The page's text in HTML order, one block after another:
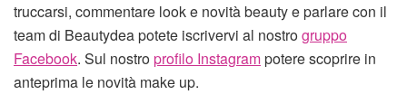
truccarsi, commentare look e novità beauty e parlare con il
team di Beautydea potete iscrivervi al nostrogruppo
Facebook. Sul nostroprofilo Instagrampotere scoprire in
anteprima le novità make up.